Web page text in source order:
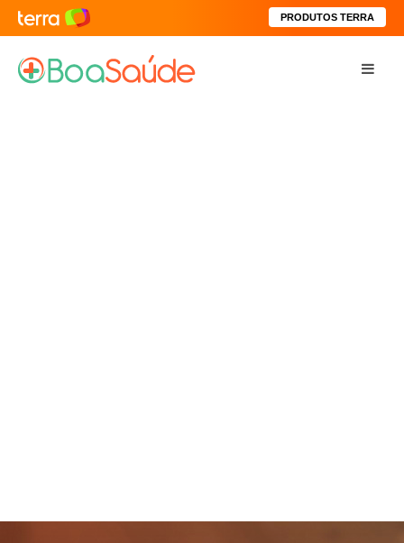
PRODUTOS TERRA